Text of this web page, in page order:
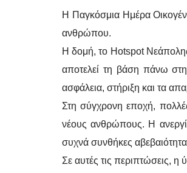
Η Παγκόσμια Ημέρα
ανθρώπου.
Η δομή, το Hotspot
αποτελεί τη βάση πάνω
ασφάλεια, στήριξη και τα
Στη σύγχρονη εποχή, πολλές
νέους ανθρώπους. Η
συχνά συνθήκες
Σε αυτές τις περιπτώσεις,